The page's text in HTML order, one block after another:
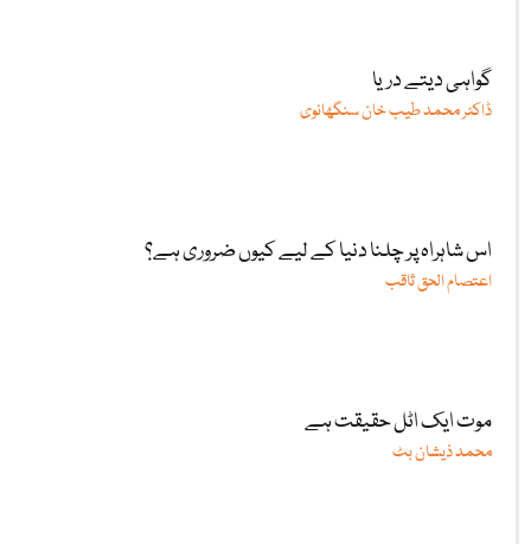
گواہی دیتے دریا
ڈاکٹر محمد طیب خان سنگھانوی
اس شاہراہ پر چلنا دنیا کے لیے کیوں ضروری ہے؟
اعتصام الحق ثاقب
موت ایک اٹل حقیقت ہے
محمد ذیشان بٹ